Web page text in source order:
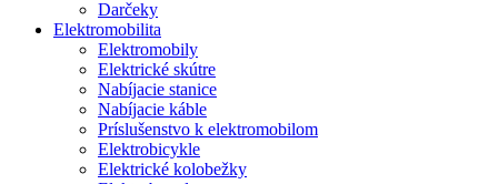
Darčeky
Elektromobilita
Elektromobily
Elektrické skútre
Nabíjacie stanice
Nabíjacie káble
Príslušenstvo k elektromobilom
Elektrobicykle
Elektrické kolobežky